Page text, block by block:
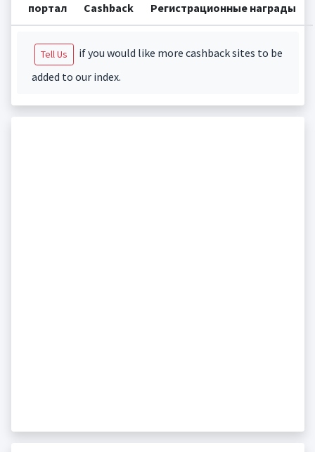
портал Cashback Регистрационные награды
Tell Us
if you would like more cashback sites to be
added to our index.